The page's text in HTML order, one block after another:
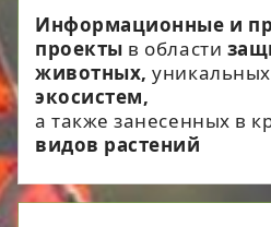
Информационные и
проекты в области
животных,
экосистем,
а также занесенных в
видов растений